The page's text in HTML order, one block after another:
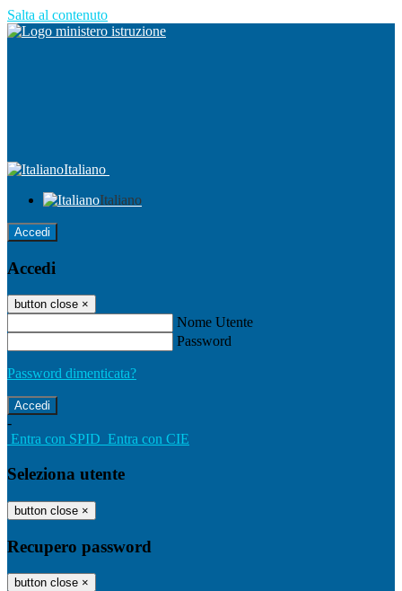
Salta al contenuto
Italiano
Italiano
Accedi
Accedi
button close ×
Nome Utente
Password
Password dimenticata?
-
Entra con SPID Entra con CIE
Seleziona utente
button close ×
Recupero password
button close ×